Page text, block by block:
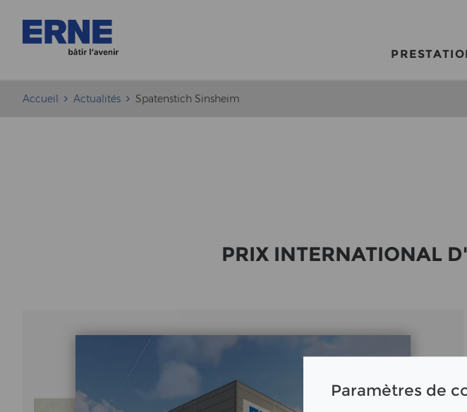
Paramètres de
Accueil Actualités Spatenstich Sinsheim
PRIX IN­TER­NA­TIO­NAL